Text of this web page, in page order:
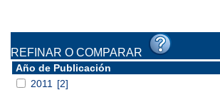
REFINAR O COMPARAR
Año de Publicación
2011
[2]